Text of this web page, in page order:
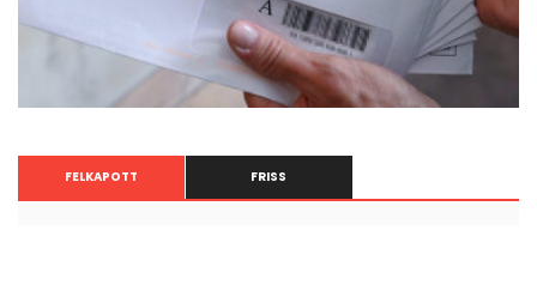
FELKAPOTT FRISS